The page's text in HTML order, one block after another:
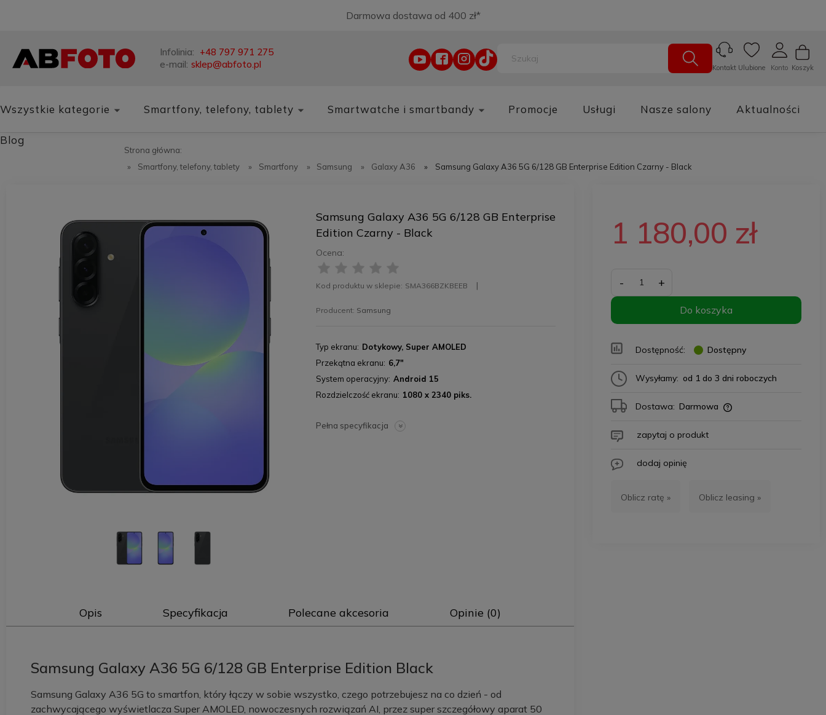
Darmowa dostawa od 400 zł*
Infolinia: +48 797 971 275
e-mail: sklep@abfoto.pl Koszyk
Konto
Ulubione
Kontakt
Wszystkie kategorie Smartfony, telefony, tablety Smartwatche i smartbandy Promocje Usługi Nasze salony Aktualności
Blog
Strona główna:
»
Smartfony, telefony, tablety » Smartfony » Samsung » Galaxy A36 » Samsung Galaxy A36 5G 6/128 GB Enterprise Edition Czarny - Black
Samsung Galaxy A36 5G 6/128 GB Enterprise
Edition Czarny - Black
Ocena:
Kod produktu w sklepie: SMA366BZKBEEB
Producent: Samsung
Typ ekranu
Dotykowy, Super AMOLED
Przekątna ekranu
6,7"
System operacyjny Android 15
Rozdzielczość ekranu
1080 x 2340 piks.
Pełna specyfikacja
Opis Specyfikacja Polecane akcesoria Opinie (0)
Samsung Galaxy A36 5G 6/128 GB Enterprise Edition Black
Samsung Galaxy A36 5G to smartfon, który łączy w sobie wszystko, czego potrzebujesz na co dzień - od
zachwycającego wyświetlacza Super AMOLED, nowoczesnych rozwiązań AI, przez super szczegółowy aparat 50
1 180,00 zł
- +
Do koszyka
Dostępność: Dostępny
Wysyłamy: od 1 do 3 dni roboczych
Dostawa: Darmowa
zapytaj o produkt
dodaj opinię
Oblicz ratę » Oblicz leasing »